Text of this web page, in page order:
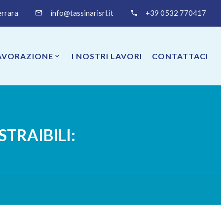
info@tassinarisrl.it +39 0532 770417
I NOSTRI LAVORI CONTATTACI